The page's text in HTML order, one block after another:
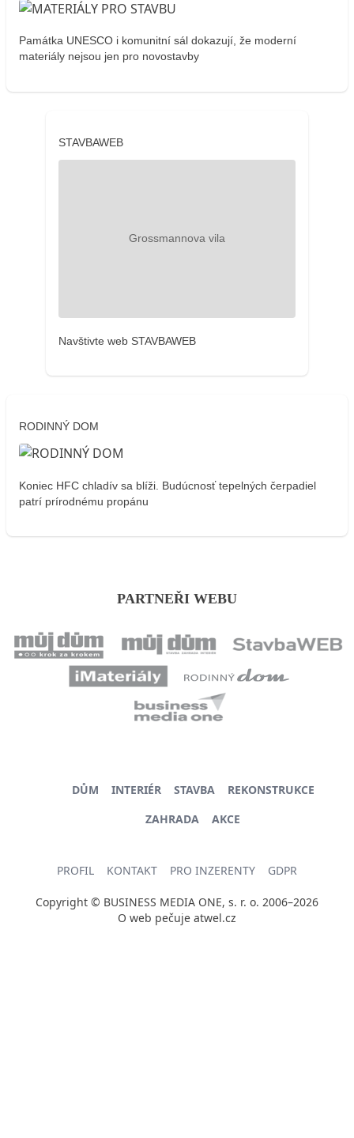
Památka UNESCO i komunitní sál dokazují, že moderní
materiály nejsou jen pro novostavby
STAVBAWEB
Navštivte web STAVBAWEB
RODINNÝ DOM
Koniec HFC chladív sa blíži. Budúcnosť tepelných čerpadiel
patrí prírodnému propánu
PARTNEŘI WEBU
DŮM INTERIÉR STAVBA
REKONSTRUKCE
ZAHRADA
AKCE
PROFIL KONTAKT PRO INZERENTY GDPR
Copyright © BUSINESS MEDIA ONE, s. r. o. 2006–2026